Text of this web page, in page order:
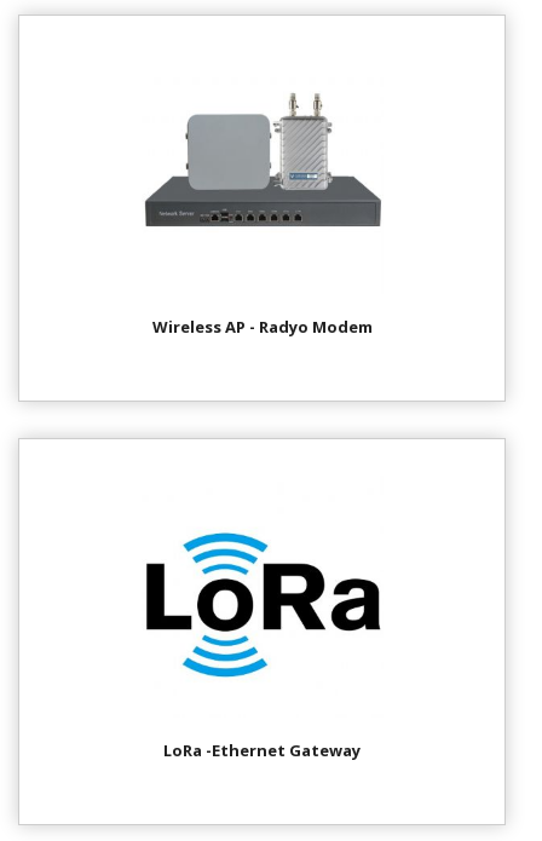
Wireless AP - Radyo Modem
LoRa -Ethernet Gateway